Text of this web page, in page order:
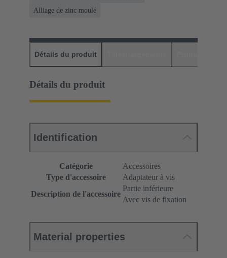
Alliage de zinc moulé
Détails du produit
Détails du produit
Identification
Catégorie
Accessoires
Type d'accessoire
Adaptateur à vis
Description de l'accessoire
Partie inférieure
Avec vis de fixation
Material properties